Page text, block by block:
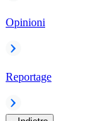
Opinioni
Reportage